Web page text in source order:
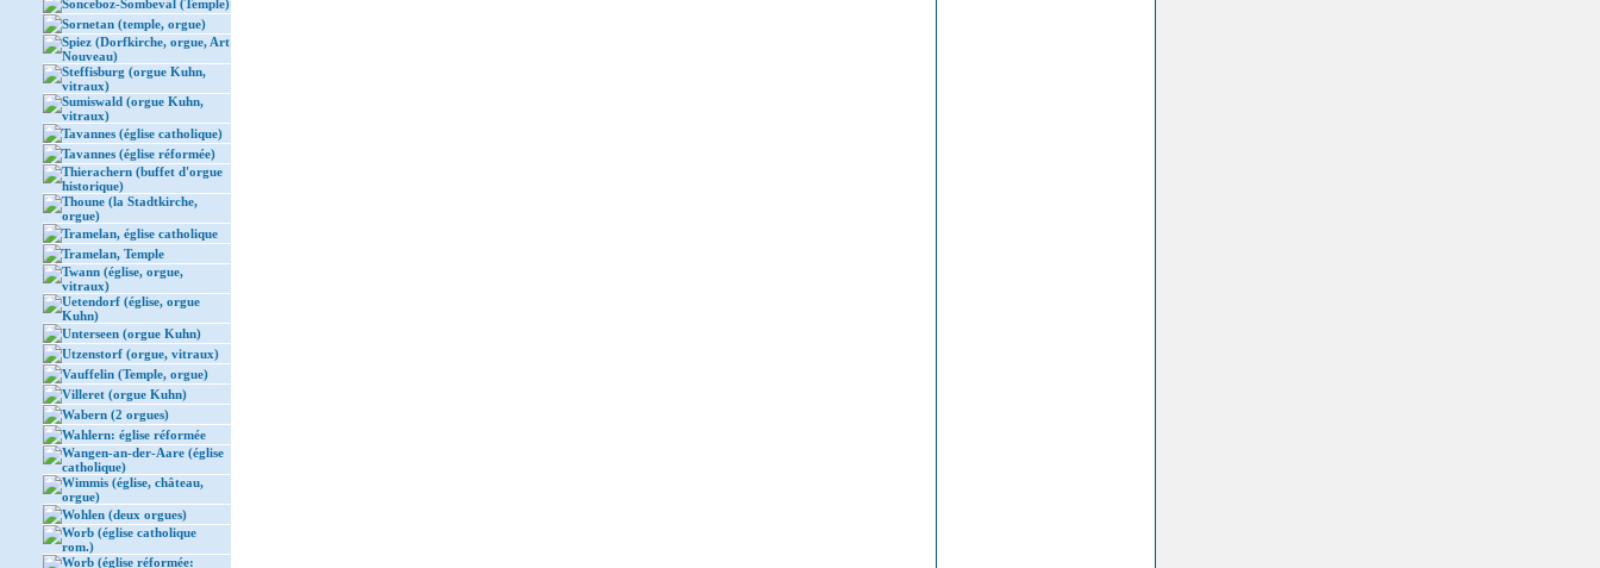
Sonceboz-Sombeval (Temple)
Sornetan (temple, orgue)
Spiez (Dorfkirche, orgue, Art
Nouveau)
Steffisburg (orgue Kuhn,
vitraux)
Sumiswald (orgue Kuhn,
vitraux)
Tavannes (église catholique)
Tavannes (église réformée)
Thierachern (buffet d'orgue
historique)
Thoune (la Stadtkirche,
orgue)
Tramelan, église catholique
Tramelan, Temple
Twann (église, orgue,
vitraux)
Uetendorf (église, orgue
Kuhn)
Unterseen (orgue Kuhn)
Utzenstorf (orgue, vitraux)
Vauffelin (Temple, orgue)
Villeret (orgue Kuhn)
Wabern (2 orgues)
Wahlern: église réformée
Wangen-an-der-Aare (église
catholique)
Wimmis (église, château,
orgue)
Wohlen (deux orgues)
Worb (église catholique
rom.)
Worb (église réformée: